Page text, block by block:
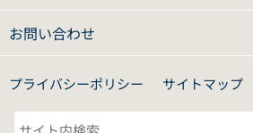
お問い合わせ
プライバシーポリシー サイトマップ